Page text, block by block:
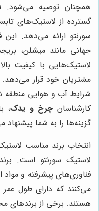
همچنان توصیه می‌شود.
گسترده از لاستیک‌های
سورنتو ارائه می‌دهد. این
جهانی مانند میشلن،
لاستیک‌هایی با کیفیت
مشتریان خود قرار
شرایط آب و هوایی منطقه
کارشناسان چرخ و یدک،
گزینه‌ها را به شما پیشنهاد
انتخاب برند مناسب
لاستیک سورنتو است.
فناوری‌های پیشرفته و مواد
می‌کنند که دارای طول عمر
هستند. برخی از برندهای